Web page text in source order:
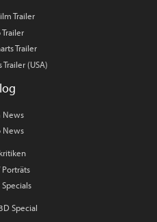
Trailer
Trailer
Trailer
Trailer (USA)
News
News
Porträts
Special